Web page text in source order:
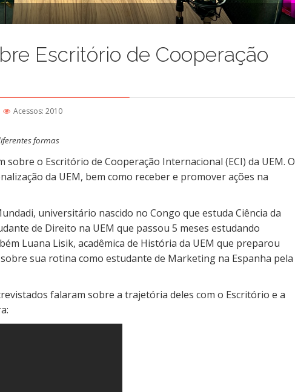
Escritório de Cooperação
Acessos: 2010
formas
sobre o Escritório de Cooperação Internacional (ECI) da UEM. O
da UEM, bem como receber e promover ações na
universitário nascido no Congo que estuda Ciência da
de Direito na UEM que passou 5 meses estudando
Luana Lisik, acadêmica de História da UEM que preparou
sua rotina como estudante de Marketing na Espanha pela
falaram sobre a trajetória deles com o Escritório e a